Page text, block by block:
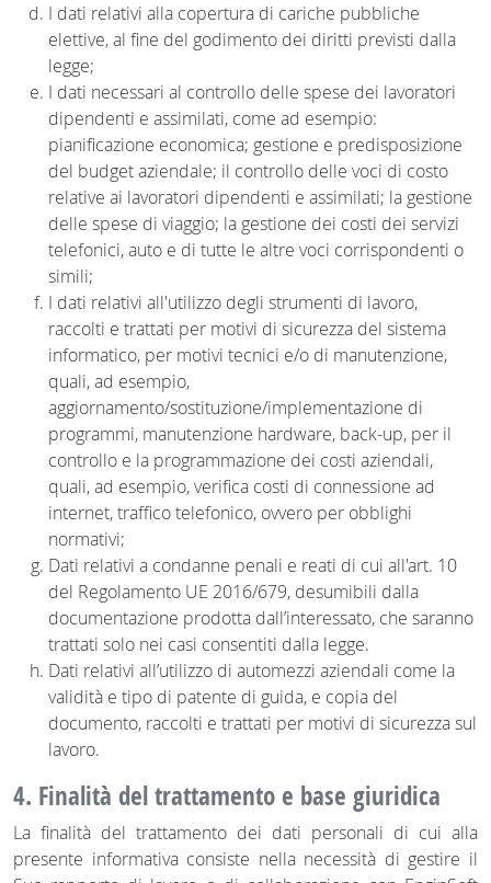
I dati relativi alla copertura di cariche pubbliche
elettive, al fine del godimento dei diritti previsti dalla
legge;
I dati necessari al controllo delle spese dei lavoratori
dipendenti e assimilati, come ad esempio:
pianificazione economica; gestione e predisposizione
del budget aziendale; il controllo delle voci di costo
relative ai lavoratori dipendenti e assimilati; la gestione
delle spese di viaggio; la gestione dei costi dei servizi
telefonici, auto e di tutte le altre voci corrispondenti o
simili;
I dati relativi all'utilizzo degli strumenti di lavoro,
raccolti e trattati per motivi di sicurezza del sistema
informatico, per motivi tecnici e/o di manutenzione,
quali, ad esempio,
aggiornamento/sostituzione/implementazione di
programmi, manutenzione hardware, back-up, per il
controllo e la programmazione dei costi aziendali,
quali, ad esempio, verifica costi di connessione ad
internet, traffico telefonico, ovvero per obblighi
normativi;
Dati relativi a condanne penali e reati di cui all'art. 10
del Regolamento UE 2016/679, desumibili dalla
documentazione prodotta dall’interessato, che saranno
trattati solo nei casi consentiti dalla legge.
Dati relativi all’utilizzo di automezzi aziendali come la
validità e tipo di patente di guida, e copia del
documento, raccolti e trattati per motivi di sicurezza sul
lavoro.
4. Finalità del trattamento e base giuridica
La finalità del trattamento dei dati personali di cui alla
presente informativa consiste nella necessità di gestire il